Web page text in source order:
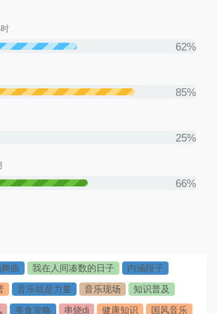
62%
85%
25%
66%
曲 我在人间凑数的日子
内涵段子
音乐就是力量 音乐现场
知识普及
美食攻略 串烧dj 健康知识 国风音乐